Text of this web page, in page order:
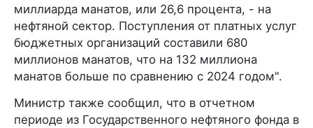
миллиарда манатов, или 26,6 процента, - на
нефтяной сектор. Поступления от платных услуг
бюджетных организаций составили 680
миллионов манатов, что на 132 миллиона
манатов больше по сравнению с 2024 годом".
Министр также сообщил, что в отчетном
периоде из Государственного нефтяного фонда в